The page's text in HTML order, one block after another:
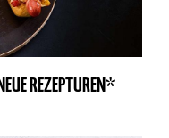
REZEPTUREN*